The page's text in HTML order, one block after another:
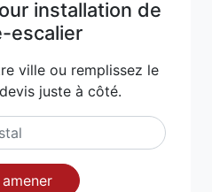
installation de
escalier
ville ou remplissez le
juste à côté.